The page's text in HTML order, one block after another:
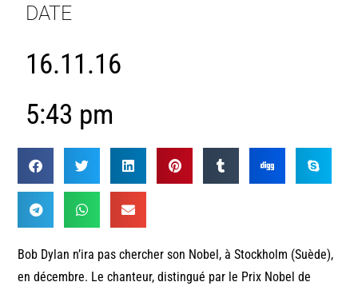
DATE
16.11.16
5:43 pm
Bob Dylan n’ira pas chercher son Nobel, à Stockholm (Suède),
en décembre. Le chanteur, distingué par le Prix Nobel de